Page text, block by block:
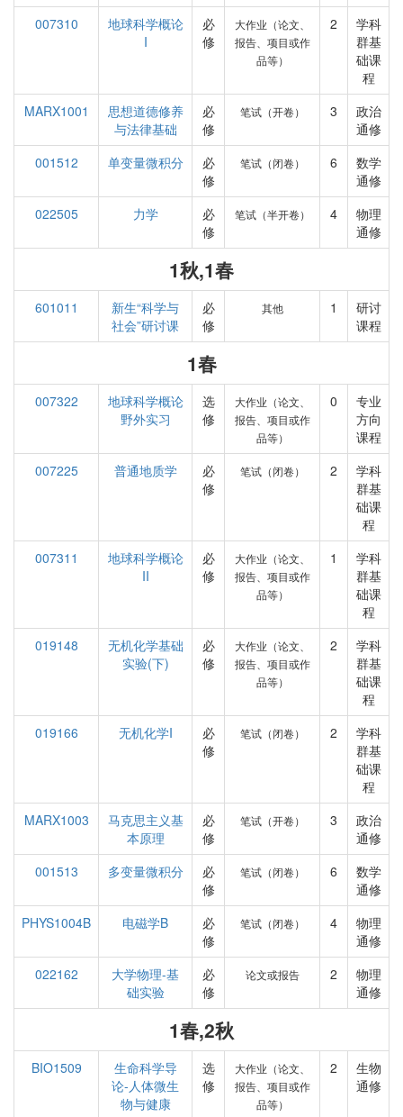
007310
地球科学概论
I
必
修
大作业（论文、
报告、项目或作
品等）
2
学科
群基
础课
程
MARX1001
思想道德修养
与法律基础
必
修
笔试（开卷） 3
政治
通修
001512
单变量微积分
必
修
笔试（闭卷） 6
数学
通修
022505
力学
必
修
笔试（半开卷） 4
物理
通修
1秋,1春
601011
新生“科学与
社会”研讨课
必
修
其他 1
研讨
课程
1春
007322
地球科学概论
野外实习
选
修
大作业（论文、
报告、项目或作
品等）
0
专业
方向
课程
007225
普通地质学
必
修
笔试（闭卷） 2
学科
群基
础课
程
007311
地球科学概论
II
必
修
大作业（论文、
报告、项目或作
品等）
1
学科
群基
础课
程
019148
无机化学基础
实验(下)
必
修
大作业（论文、
报告、项目或作
品等）
2
学科
群基
础课
程
019166
无机化学I
必
修
笔试（闭卷） 2
学科
群基
础课
程
MARX1003
马克思主义基
本原理
必
修
笔试（开卷） 3
政治
通修
001513
多变量微积分
必
修
笔试（闭卷） 6
数学
通修
PHYS1004B
电磁学B
必
修
笔试（闭卷） 4
物理
通修
022162
大学物理-基
础实验
必
修
论文或报告 2
物理
通修
1春,2秋
BIO1509
生命科学导
论-人体微生
物与健康
选
修
大作业（论文、
报告、项目或作
品等）
2
生物
通修